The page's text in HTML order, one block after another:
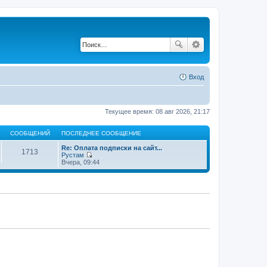
Вход
Текущее время: 08 авг 2026, 21:17
СООБЩЕНИЙ ПОСЛЕДНЕЕ СООБЩЕНИЕ
1713
Re: Оплата подписки на сайт...
Рустам
П
е
р
Вчера, 09:44